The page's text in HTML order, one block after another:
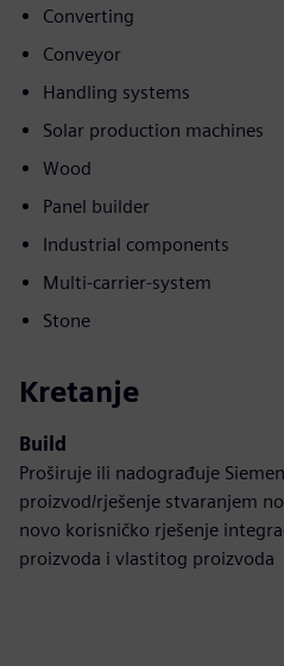
Converting
Conveyor
Handling systems
Solar production machines
Wood
Panel builder
Industrial components
Multi-carrier-system
Stone
Kretanje
Build
Proširuje ili nadograđuje
proizvod/rješenje stvaranjem
novo korisničko rješenje
proizvoda i vlastitog proizvoda